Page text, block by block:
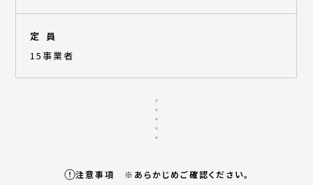
定員
15事業者
注意事項 ※あらかじめご確認ください。